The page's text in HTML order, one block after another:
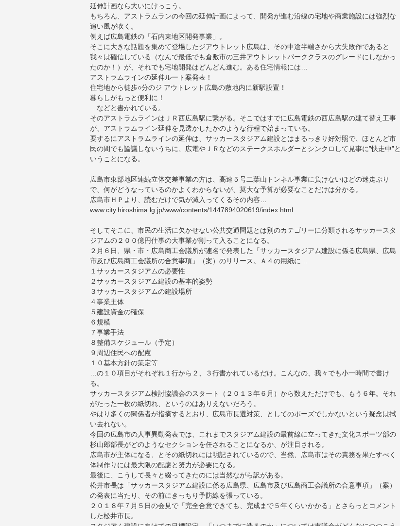
延伸計画なら大いにけっこう。
もちろん、アストラムランの今回の延伸計画によって、開発が進む沿線の宅地や商業施設には強烈な
追い風が吹く。
例えば広島電鉄の「石内東地区開発事業」。
そこに大きな話題を集めて登場したジアウトレット広島は、その中途半端さから大失敗作であると
我々は確信している（なんで最低でも倉敷市の三井アウトレットパーククラスのグレードにしなかっ
たのか！）が、それでも宅地開発はどんどん進む。ある住宅情報には…
アストラムラインの延伸ルート案発表！
住宅地から徒歩○分のジ アウトレット広島の敷地内に新駅設置！
暮らしがもっと便利に！
…などと書かれている。
そのアストラムラインはＪＲ西広島駅に繋がる。そこではすでに広島電鉄の西広島駅の建て替え工事
が、アストラムライン延伸を見透かしたかのような行程で始まっている。
要するにアストラムラインの延伸は、サッカースタジアム建設とはまるっきり好対照で、ほとんど市
民の間でも論議しないうちに、広電やＪＲなどのステークスホルダーとシンクロして見事に”快走中”と
いうことになる。
広島市東部地区連続立体交差事業の方は、高速５号二葉山トンネル事業に負けないほどの迷走ぶり
で、何がどうなっているのかよくわからないが、莫大な予算が必要なことだけは分かる。
広島市ＨＰより、読むだけで気が滅入ってくるその内容…
www.city.hiroshima.lg.jp/www/contents/1447894020619/index.html
そしてそこに、市民の生活に欠かせない公共交通問題とは別のカテゴリーに分類されるサッカースタ
ジアムの２００億円仕事の大事業が割って入ることになる。
２月６日、県・市・広島商工会議所が連名で発表した「サッカースタジアム建設に係る広島県、広島
市及び広島商工会議所の合意事項」（案）のリリース。Ａ４の用紙に…
１サッカースタジアムの必要性
２サッカースタジアム建設の基本的姿勢
３サッカースタジアムの建設場所
４事業主体
５建設資金の確保
６規模
７事業手法
８整備スケジュール（予定）
９周辺住民への配慮
１０基本方針の策定等
…の１０項目がそれぞれ１行から２、３行書かれているだけ。こんなの、我々でも小一時間で書け
る。
サッカースタジアム検討協議会のスタート（２０１３年６月）から数えただけでも、もう６年。それ
がたった一枚の紙切れ、というのはありえないだろう。
やはり多くの関係者が指摘するとおり、広島市長選対策、としてのポーズでしかないという疑念は拭
い去れない。
今回の広島市の人事異動発表では、これまでスタジアム建設の最前線に立ってきた文化スポーツ部の
杉山郎部長がどのようなセクションを任されることになるか、が注目される。
広島市が主体になる、とその紙切れには明記されているので、当然、広島市はその責務を果たすべく
体制作りには最大限の配慮と努力が必要になる。
最後に、こうして長々と綴ってきたのには当然ながら訳がある。
松井市長は「サッカースタジアム建設に係る広島県、広島市及び広島商工会議所の合意事項」（案）
の発表に当たり、その前にきっちり予防線を張っている。
２０１８年７月５日の会見で「完全合意できても、完成まで５年くらいかかる」とさらっとコメント
した松井市長。